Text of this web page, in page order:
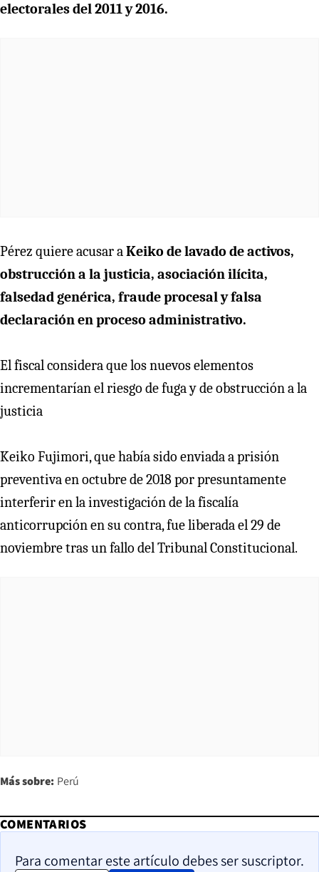
electorales del 2011 y 2016.
Pérez quiere acusar aKeiko de lavado de activos,
obstrucción a la justicia, asociación ilícita,
falsedad genérica, fraude procesal y falsa
declaración en proceso administrativo.
El fiscal considera que los nuevos elementos
incrementarían el riesgo de fuga y de obstrucción a la
justicia
Keiko Fujimori, que había sido enviada a prisión
preventiva en octubre de 2018 por presuntamente
interferir en la investigación de la fiscalía
anticorrupción en su contra, fue liberada el 29 de
noviembre tras un fallo del Tribunal Constitucional.
Más sobre: Perú
COMENTARIOS
Para comentar este artículo debes ser suscriptor.